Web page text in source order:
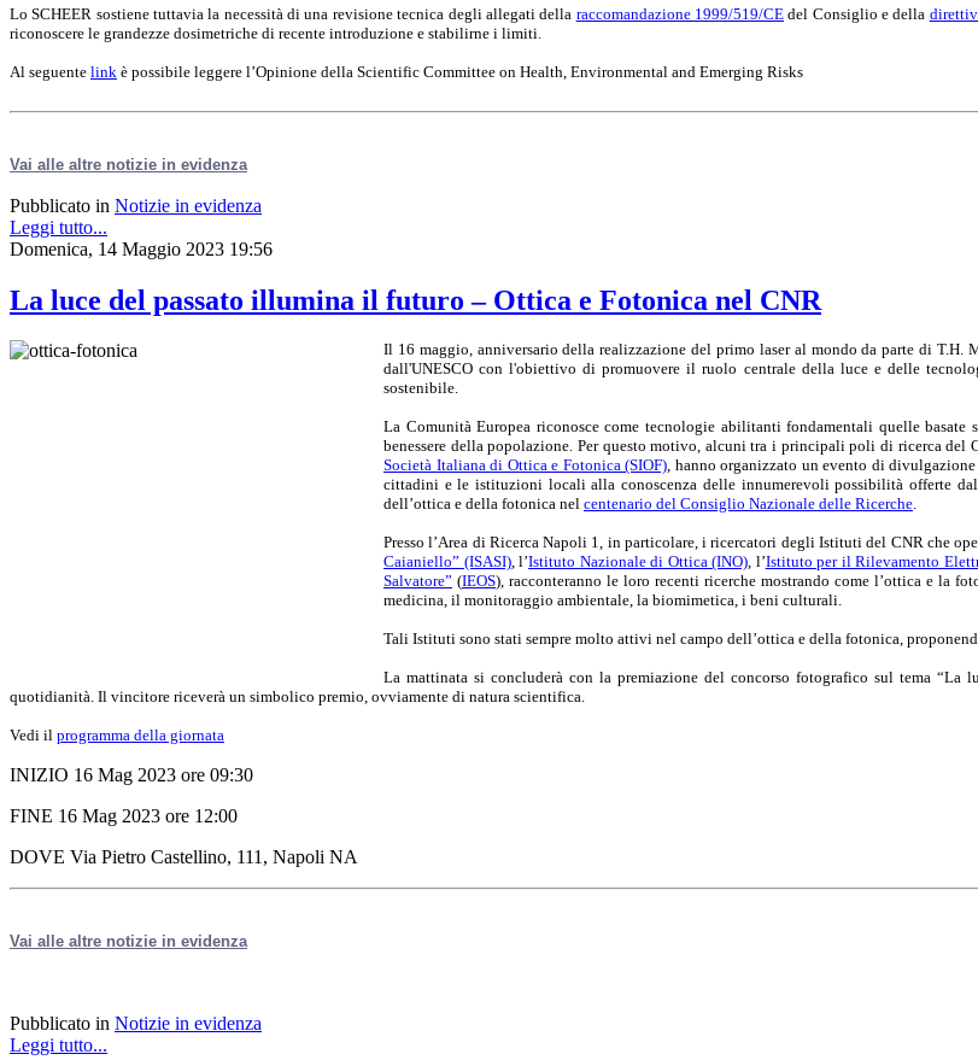
Lo SCHEER sostiene tuttavia la necessità di una revisione tecnica degli allegati della raccomandazione 1999/519/CEdel Consiglio e della
riconoscere le grandezze dosimetriche di recente introduzione e stabilirne i limiti.
Al seguente link è possibile leggere l’Opinione della Scientific Committee on Health, Environmental and Emerging Risks
Vai alle altre notizie in evidenza
Pubblicato in Notizie in evidenza
Leggi tutto...
Domenica, 14 Maggio 2023 19:56
La luce del passato illumina il futuro – Ottica e Fotonica nel CNR
Il 16 maggio, anniversario della realizzazione del primo laser al mondo da parte di
dall'UNESCO con l'obiettivo di promuovere il ruolo centrale della luce e delle
sostenibile.
La Comunità Europea riconosce come tecnologie abilitanti fondamentali quelle
benessere della popolazione. Per questo motivo, alcuni tra i principali poli di ricerca
Società Italiana di Ottica e Fotonica (SIOF), hanno organizzato un evento di
cittadini e le istituzioni locali alla conoscenza delle innumerevoli possibilità offerte
dell’ottica e della fotonica nel centenario del Consiglio Nazionale delle Ricerche.
Presso l’Area di Ricerca Napoli 1, in particolare, i ricercatori degli Istituti del CNR che
Caianiello” (ISASI), l’Istituto Nazionale di Ottica (INO), l’Istituto per il Rilevamento
Salvatore” (IEOS), racconteranno le loro recenti ricerche mostrando come l’ottica e la
medicina, il monitoraggio ambientale, la biomimetica, i beni culturali.
Tali Istituti sono stati sempre molto attivi nel campo dell’ottica e della fotonica,
La mattinata si concluderà con la premiazione del concorso fotograficosul tema “La
quotidianità. Il vincitore riceverà un simbolico premio, ovviamente di natura scientifica.
Vedi il programma della giornata
INIZIO 16 Mag 2023 ore 09:30
FINE 16 Mag 2023 ore 12:00
DOVE Via Pietro Castellino, 111, Napoli NA
Vai alle altre notizie in evidenza
Pubblicato in Notizie in evidenza
Leggi tutto...